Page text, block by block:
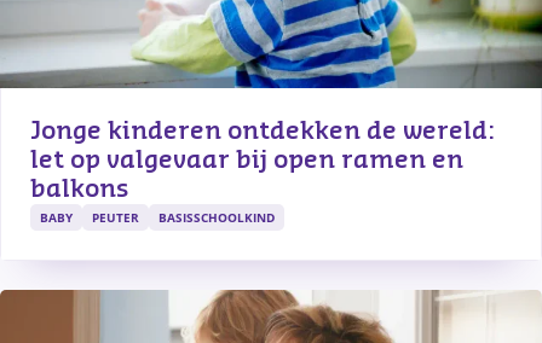
Jonge kinderen ontdekken de wereld:
let op valgevaar bij open ramen en
balkons
BABY PEUTER BASISSCHOOLKIND